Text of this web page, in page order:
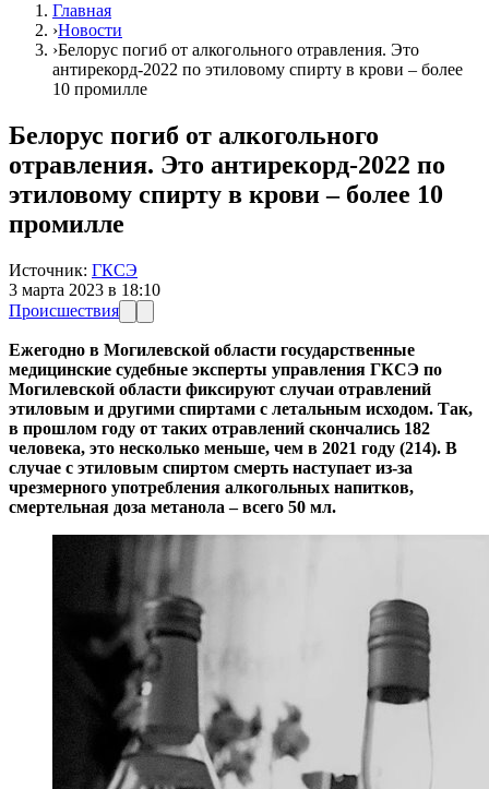
Главная
›Новости
›Белорус погиб от алкогольного отравления. Это
антирекорд-2022 по этиловому спирту в крови – более
10 промилле
Белорус погиб от алкогольного
отравления. Это антирекорд-2022 по
этиловому спирту в крови – более 10
промилле
Источник: ГКСЭ
3 марта 2023 в 18:10
Происшествия
Ежегодно в Могилевской области государственные
медицинские судебные эксперты управления ГКСЭ по
Могилевской области фиксируют случаи отравлений
этиловым и другими спиртами с летальным исходом. Так,
в прошлом году от таких отравлений скончались 182
человека, это несколько меньше, чем в 2021 году (214). В
случае с этиловым спиртом смерть наступает из-за
чрезмерного употребления алкогольных напитков,
смертельная доза метанола – всего 50 мл.